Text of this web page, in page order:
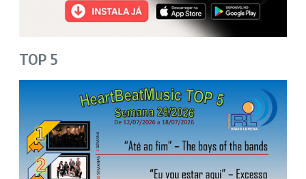
TOP 5